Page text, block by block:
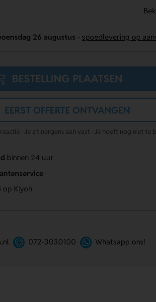
26 augustus spoedlevering op
BESTELLING PLAATSEN
EERST OFFERTE ONTVANGEN
· Je zit nergens aan vast · Je hoeft nog niet te
binnen 24 uur
op Kiyoh
072-3030100 Whatsapp ons!